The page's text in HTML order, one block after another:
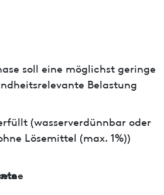
soll eine möglichst geringe
Belastung
(wasserverdünnbar oder
Lösemittel (max. 1%))